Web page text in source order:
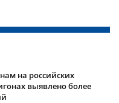
на российских
выявлено более